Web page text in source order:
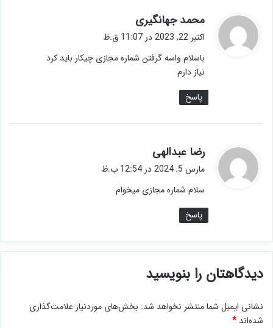
محمد جهانگیری
ف
:
اکتبر 22, 2023 در 11:07 ق.ظ
باسلام واسه گرفتن شماره مجازی چیکار باید کرد
نیاز دارم
پاسخ
رضا عبدالهی
ف
:
مارس 5, 2024 در 12:54 ب.ظ
سلام شماره مجازی میخوام
پاسخ
دیدگاهتان را بنویسید
نشانی ایمیل شما منتشر نخواهد شد. بخش‌های موردنیاز علامت‌گذاری
شده‌اند *